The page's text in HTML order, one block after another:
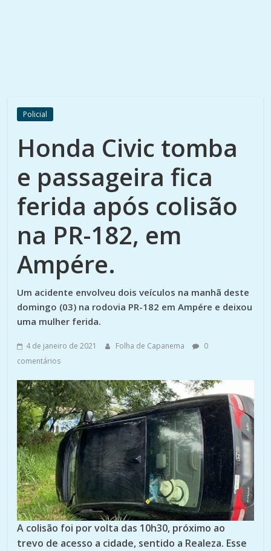
Policial
Honda Civic tomba
e passageira fica
ferida após colisão
na PR-182, em
Ampére.
Um acidente envolveu dois veículos na manhã deste
domingo (03) na rodovia PR-182 em Ampére e deixou
uma mulher ferida.
4 de janeiro de 2021 Folha de Capanema
0
comentários
A colisão foi por volta das 10h30, próximo ao
trevo de acesso a cidade, sentido a Realeza. Esse